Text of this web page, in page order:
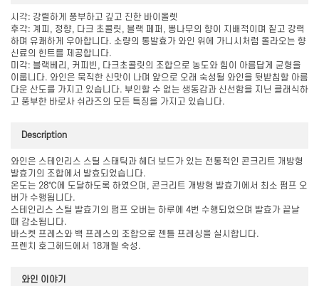
시각: 강렬하게 풍부하고 깊고 진한 바이올렛
후각: 계피, 정향, 다크 초콜릿, 블랙 페퍼, 뽕나무의 향이 지배적이며 짙고 강력
하며 유쾌하게 우아합니다. 소량의 통발효가 와인 위에 가니시처럼 올라오는 향
신료의 힌트를 제공합니다.
미각: 블랙베리, 커피빈, 다크초콜릿의 조합으로 농도와 힘이 아름답게 균형을
이룹니다. 와인은 묵직한 신맛이 나며 앞으로 오래 숙성될 와인을 뒷받침할 아름
다운 산도를 가지고 있습니다. 부인할 수 없는 생동감과 신선함을 지닌 클래식하
고 풍부한 바로사 쉬라즈의 모든 특징을 가지고 있습니다.
Description
와인은 스테인리스 스틸 스태틱과 헤더 보드가 있는 전통적인 콘크리트 개방형
발효기의 조합에서 발효되었습니다.
온도는 28℃에 도달하도록 하였으며, 콘크리트 개방형 발효기에서 최소 펌프 오
버가 수행됩니다.
스테인리스 스틸 발효기의 펌프 오버는 하루에 4번 수행되었으며 발효가 끝날
때 감소됩니다.
바스켓 프레스와 백 프레스의 조합으로 젠틀 프레싱을 실시합니다.
프렌치 호그헤드에서 18개월 숙성.
와인 이야기